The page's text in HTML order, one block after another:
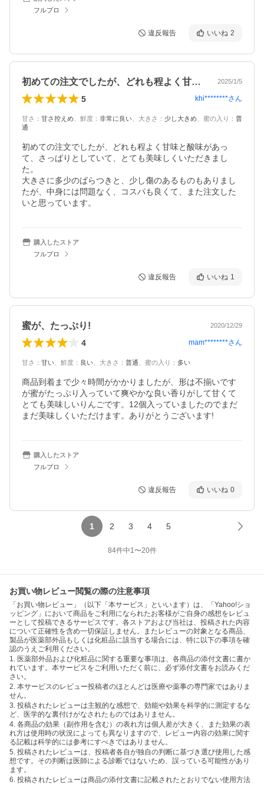
フルプロ
違反報告 いいね 2
初めての注文でしたが、どれも程よく甘味… 2025/1/5
5 khi********さん
甘さ ： 甘さ控えめ 鮮度 ： 非常に良い 大きさ ： 少し大きめ 蜜の入り ： 普
通
初めての注文でしたが、どれも程よく甘味と酸味があっ
て、さっぱりとしていて、とても美味しくいただきまし
た。
大きさに多少のばらつきと、少し傷のあるものもありまし
たが、中身には問題なく、コスパも良くて、また注文した
いと思っています。
購入したストア
フルプロ
違反報告 いいね 1
蜜が、たっぷり! 2020/12/29
4 mam********さん
甘さ ： 甘い 鮮度 ： 良い 大きさ ： 普通 蜜の入り ： 多い
商品到着まで少々時間がかかりましたが、形は不揃いです
が蜜がたっぷり入っていて爽やかな良い香りがして甘くて
とても美味しいりんごです。12個入っていましたのでまだ
まだ美味しくいただけます。ありがとうございます!
購入したストア
フルプロ
違反報告 いいね 0
1 2 3 4 5
84件中1〜20件
お買い物レビュー閲覧の際の注意事項
「お買い物レビュー」（以下「本サービス」といいます）は、「Yahoo!ショ
ッピング」において商品をご利用になられたお客様がご自身の感想をレビュ
ーとして投稿できるサービスです。各ストアおよび当社は、投稿された内容
について正確性を含め一切保証しません。またレビューの対象となる商品、
製品が医薬部外品もしくは化粧品に該当する場合には、特に以下の事項を確
認のうえご利用ください。
1. 医薬部外品および化粧品に関する重要な事項は、各商品の添付文書に書か
れています。本サービスをご利用いただく前に、必ず添付文書をお読みくだ
さい。
2. 本サービスのレビュー投稿者のほとんどは医療や薬事の専門家ではありま
せん。
3. 投稿されたレビューは主観的な感想で、効能や効果を科学的に測定するな
ど、医学的な裏付けがなされたものではありません。
4. 各商品の効果（副作用を含む）の表れ方は個人差が大きく、また効果の表
れ方は使用時の状況によっても異なりますので、レビュー内容の効果に関す
る記載は科学的には参考にすべきではありません。
5. 投稿されたレビューは、投稿者各自が独自の判断に基づき選び使用した感
想です。その判断は医師による診断ではないため、誤っている可能性があり
ます。
6. 投稿されたレビューは商品の添付文書に記載されたとおりでない使用方法